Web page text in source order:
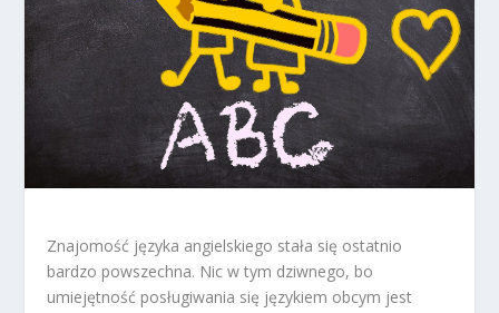
Znajomość języka angielskiego stała się ostatnio
bardzo powszechna. Nic w tym dziwnego, bo
umiejętność posługiwania się językiem obcym jest